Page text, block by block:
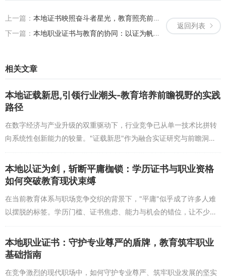
有明确的目标，而“路在脚下延伸”则要求我们根据行业变化调整方
向。，随着人工智能的发展，许多传统岗位面临转型，通过学习AI相
教育积累人生资本的核心策略：知识、实践与反思的闭环
要让教育真正成为人生资本，需要构建知识、实践与反思的闭
环。“证载成长，路在脚下延伸，教育积累人生资本”的实现，离不开
系统性学习与针对性实践的结合。，学习市场营销理论后，通过参与
实际项目策划，将理论知识转化为实操能力，这种“学-做-思”的循环，
资源浪费。
不断更新。，一位程序员每年学习新的编程语言或框架，不仅能提升
习惯，正是“路在脚下延伸”的内在动力。
返回列表
上一篇： 本地证书映照奋斗者星光，教育照亮前行道路-奋斗者成长与职业发展解析
下一篇： 本地职业证书与教育的协同：以证为帆，教育导航人生方向驶向职业彼岸
相关文章
本地证载新思,引领行业潮头-教育培养前瞻视野的实践
路径
在数字经济与产业升级的双重驱动下，行业竞争已从单一技术比拼转
向系统性创新能力的较量。"证载新思"作为融合实证研究与前瞻洞察
的思维模式，正成为引领行业潮头的关键引擎，而教育体系如何培养
具备前瞻视野的创新...
本地以证为剑，斩断平庸枷锁：学历证书与职业资格
如何突破教育现状束缚
在当前教育体系与职场竞争交织的背景下，"平庸"似乎成了许多人难
以摆脱的标签。学历门槛、证书焦虑、能力与机会的错位，让不少人
困在"有证无能"或"无证无权"的困境中。而"以证为剑"并非鼓吹唯证书
论，而是探...
本地职业证书：守护专业尊严的盾牌，教育筑牢职业
基础指南
在竞争激烈的现代职场中，如何守护专业尊严、筑牢职业发展的坚实